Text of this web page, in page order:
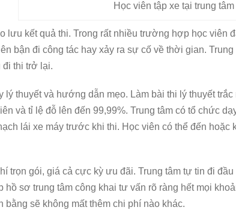
Học viên tập xe tại trung tâm
lưu kết quả thi. Trong rất nhiều trường hợp học viên
bận đi công tác hay xảy ra sự cố về thời gian.
đi thi trở lại.
lý thuyết và hướng dẫn mẹo. Làm bài thi lý thuyết
và tỉ lệ đỗ lên đến 99,99%. Trung tâm có tổ chức
lái xe máy trước khi thi. Học viên có thể đến hoặc
trọn gói, giá cả cực kỳ ưu đãi. Trung tâm tự tin đi
hồ sơ trung tâm công khai tư vấn rõ ràng hết mọi
bằng sẽ không mất thêm chi phí nào khác.